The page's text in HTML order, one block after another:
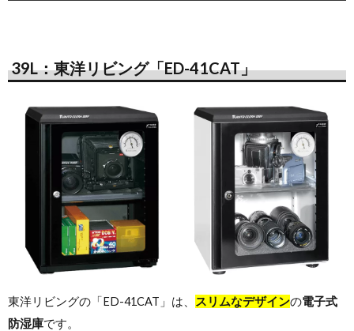
39L：東洋リビング「ED-41CAT」
東洋リビングの「ED-41CAT」は、 スリムなデザインの電子式
防湿庫です。